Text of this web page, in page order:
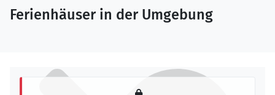
Ferienhäuser in der Umgebung